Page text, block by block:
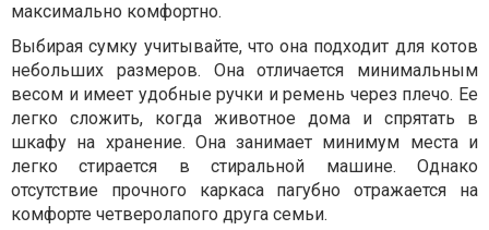
максимально комфортно.
Выбирая сумку учитывайте, что она подходит для котов
небольших размеров. Она отличается минимальным
весом и имеет удобные ручки и ремень через плечо. Ее
легко сложить, когда животное дома и спрятать в
шкафу на хранение. Она занимает минимум места и
легко стирается в стиральной машине. Однако
отсутствие прочного каркаса пагубно отражается на
комфорте четверолапого друга семьи.